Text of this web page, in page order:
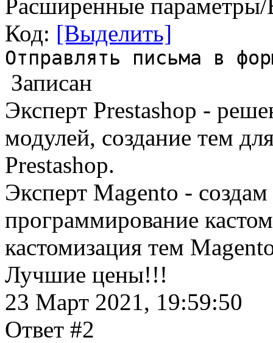
Расширенные
Код: [Выделить]
Отправлять письма в
Записан
Эксперт Prestashop -
модулей, создание тем
Prestashop.
Эксперт Magento -
программирование
кастомизация тем
Лучшие цены!!!
23 Март 2021, 19:59:50
Ответ #2